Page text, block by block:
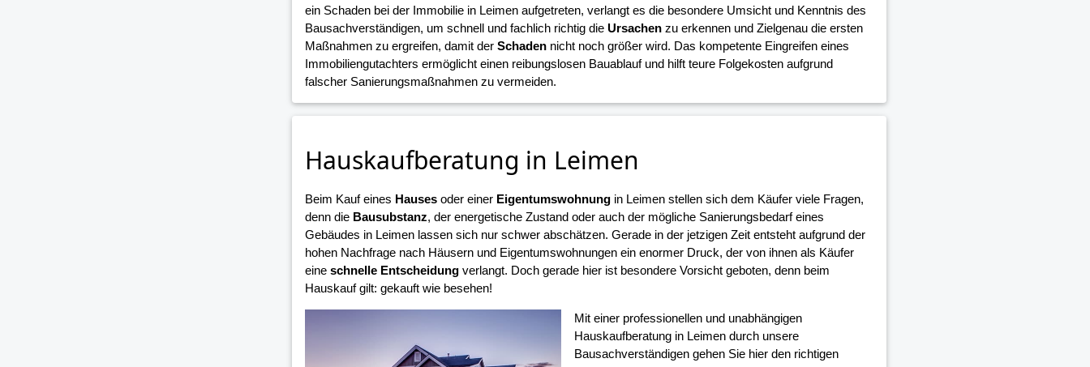
ein Schaden bei der Immobilie in Leimen aufgetreten, verlangt es die besondere Umsicht und Kenntnis des
Bausachverständigen, um schnell und fachlich richtig die Ursachenzu erkennen und Zielgenau die ersten
Maßnahmen zu ergreifen, damit der Schadennicht noch größer wird. Das kompetente Eingreifen eines
Immobiliengutachters ermöglicht einen reibungslosen Bauablauf und hilft teure Folgekosten aufgrund
falscher Sanierungsmaßnahmen zu vermeiden.
Hauskaufberatung in Leimen
Beim Kauf eines Hausesoder einer Eigentumswohnungin Leimen stellen sich dem Käufer viele Fragen,
denn die Bausubstanz, der energetische Zustand oder auch der mögliche Sanierungsbedarf eines
Gebäudes in Leimen lassen sich nur schwer abschätzen. Gerade in der jetzigen Zeit entsteht aufgrund der
hohen Nachfrage nach Häusern und Eigentumswohnungen ein enormer Druck, der von ihnen als Käufer
eine schnelle Entscheidungverlangt. Doch gerade hier ist besondere Vorsicht geboten, denn beim
Hauskauf gilt: gekauft wie besehen!
Mit einer professionellen und unabhängigen
Hauskaufberatung in Leimen durch unsere
Bausachverständigen gehen Sie hier den richtigen